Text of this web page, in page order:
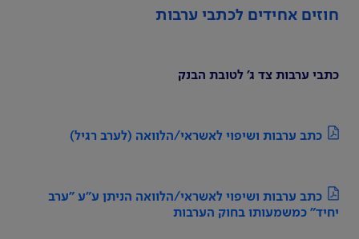
חוזים אחידים לכתבי ערבות
כתבי ערבות צד ג' לטובת הבנק
כתב ערבות ושיפוי לאשראי/הלוואה (לערב רגיל)
כתב ערבות ושיפוי לאשראי/הלוואה הניתן ע"ע "ערב
יחיד" כמשמעותו בחוק הערבות